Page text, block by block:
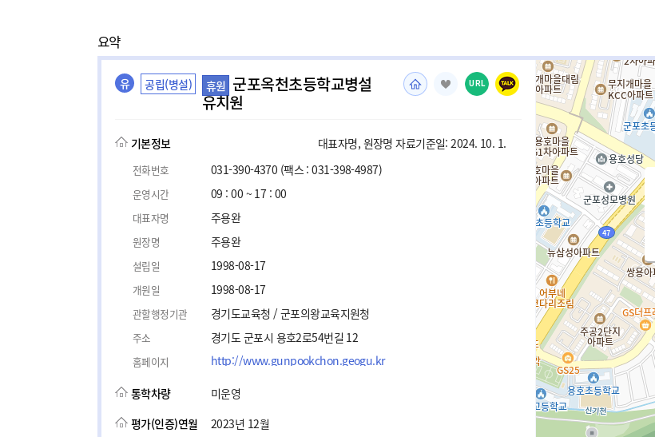
요약
유 공립(병설) 휴원 군포옥천초등학교병설
유치원
URL
기본정보 대표자명, 원장명 자료기준일: 2024. 10. 1.
전화번호 031-390-4370 (팩스 : 031-398-4987)
운영시간 09 : 00 ~ 17 : 00
대표자명 주용완
원장명 주용완
설립일 1998-08-17
개원일 1998-08-17
관할행정기관 경기도교육청 / 군포의왕교육지원청
주소 경기도 군포시 용호2로54번길 12
홈페이지 http://www.gunpookchon.geogu.kr
통학차량
미운영
평가(인증)연월
2023년 12월